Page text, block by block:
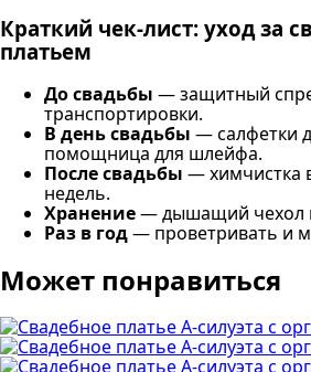
Краткий чек-лист: уход за
платьем
До свадьбы — защитный
транспортировки.
В день свадьбы — салфетки
помощница для шлейфа.
После свадьбы — химчистка
недель.
Хранение— дышащий чехол
Раз в год— проветривать и
Может понравиться